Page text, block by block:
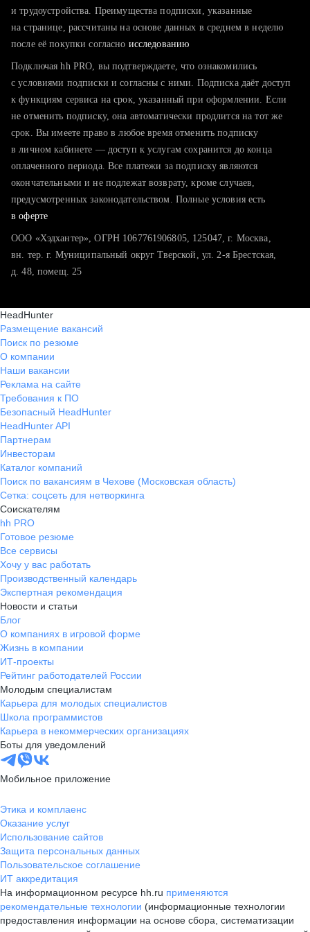
тратите много времени на поиск и вручную поднимаете
хотите сравнить себя с конкурентами и оценить шансы
и трудоустройства. Преимущества подписки, указанные
на странице, рассчитаны на основе данных в среднем в неделю
после её покупки согласно исследованию
Подключая hh PRO, вы подтверждаете, что ознакомились
с условиями подписки и согласны с ними. Подписка даёт доступ
к функциям сервиса на срок, указанный при оформлении. Если
не отменить подписку, она автоматически продлится на тот же
срок. Вы имеете право в любое время отменить подписку
в личном кабинете — доступ к услугам сохранится до конца
оплаченного периода. Все платежи за подписку являются
окончательными и не подлежат возврату, кроме случаев,
предусмотренных законодательством. Полные условия есть
в оферте
ООО «Хэдхантер», ОГРН 1067761906805, 125047, г. Москва,
вн. тер. г. Муниципальный округ Тверской, ул. 2-я Брестская,
д. 48, помещ. 25
HeadHunter
Размещение вакансий
Поиск по резюме
О компании
Наши вакансии
Реклама на сайте
Требования к ПО
Безопасный HeadHunter
HeadHunter API
Партнерам
Инвесторам
Каталог компаний
Поиск по вакансиям в Чехове (Московская область)
Сетка: соцсеть для нетворкинга
Соискателям
hh PRO
Готовое резюме
Все сервисы
Хочу у вас работать
Производственный календарь
Экспертная рекомендация
Новости и статьи
Блог
О компаниях в игровой форме
Жизнь в компании
ИТ-проекты
Рейтинг работодателей России
Молодым специалистам
Карьера для молодых специалистов
Школа программистов
Карьера в некоммерческих организациях
Боты для уведомлений
Мобильное приложение
Этика и комплаенс
Оказание услуг
Использование сайтов
Защита персональных данных
Пользовательское соглашение
ИТ аккредитация
На информационном ресурсе hh.ru применяются
рекомендательные технологии (информационные технологии
предоставления информации на основе сбора, систематизации